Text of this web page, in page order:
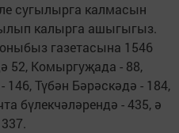
сугылырга калмасын
калырга ашыгыгыз.
газетасына 1546
52, Комыргуҗада - 88,
Түбән Бәрәскәдә - 184,
бүлекчәләрендә - 435, ә